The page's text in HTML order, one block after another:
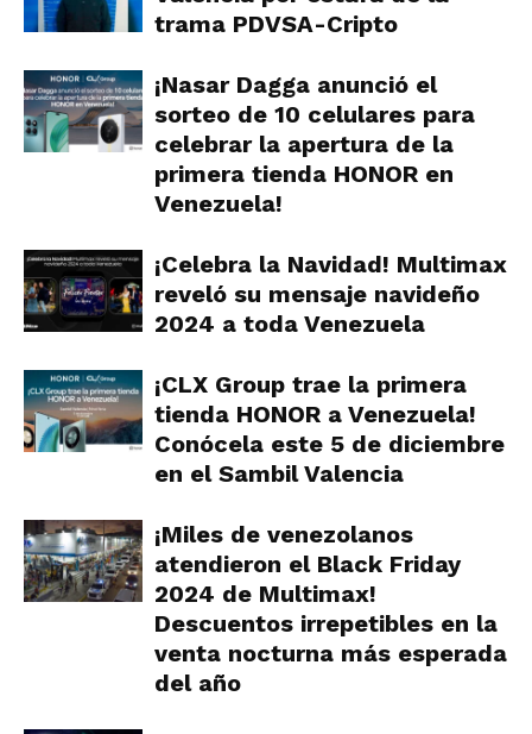
trama PDVSA-Cripto
¡Nasar Dagga anunció el
sorteo de 10 celulares para
celebrar la apertura de la
primera tienda HONOR en
Venezuela!
¡Celebra la Navidad! Multimax
reveló su mensaje navideño
2024 a toda Venezuela
¡CLX Group trae la primera
tienda HONOR a Venezuela!
Conócela este 5 de diciembre
en el Sambil Valencia
¡Miles de venezolanos
atendieron el Black Friday
2024 de Multimax!
Descuentos irrepetibles en la
venta nocturna más esperada
del año